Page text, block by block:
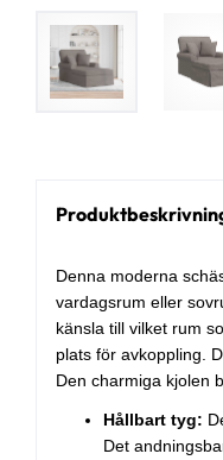
Denna moderna
vardagsrum eller
känsla till vilket rum
plats för avkoppling.
Den charmiga kjolen
Hållbart tyg:
Det